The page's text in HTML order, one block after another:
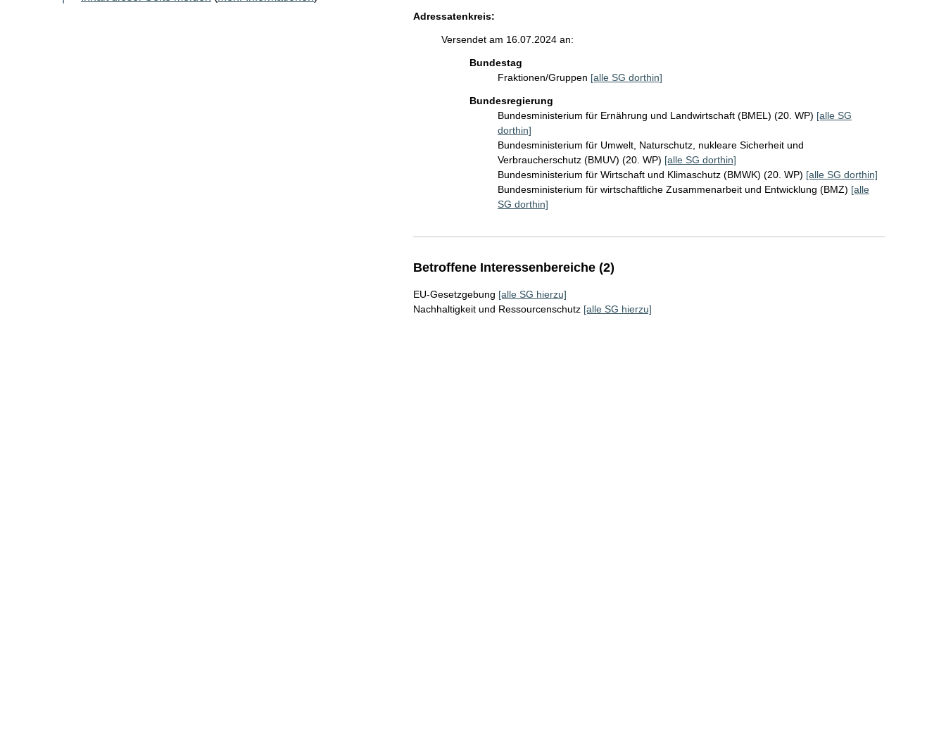
Adressatenkreis:
Versendet am 16.07.2024 an:
Bundestag
Fraktionen/Gruppen [alle SG dorthin]
Bundesregierung
Bundesministerium für Ernährung und Landwirtschaft (BMEL) (20. WP) [alle SG
dorthin]
Bundesministerium für Umwelt, Naturschutz, nukleare Sicherheit und
Verbraucherschutz (BMUV) (20. WP) [alle SG dorthin]
Bundesministerium für Wirtschaft und Klimaschutz (BMWK) (20. WP) [alle SG dorthin]
Bundesministerium für wirtschaftliche Zusammenarbeit und Entwicklung (BMZ) [alle
SG dorthin]
Betroffene Interessenbereiche (2)
EU-Gesetzgebung [alle SG hierzu]
Nachhaltigkeit und Ressourcenschutz [alle SG hierzu]